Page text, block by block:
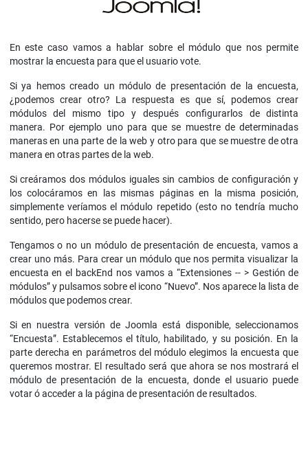
En este caso vamos a hablar sobre el módulo que nos permite
mostrar la encuesta para que el usuario vote.
Si ya hemos creado un módulo de presentación de la encuesta,
¿podemos crear otro? La respuesta es que sí, podemos crear
módulos del mismo tipo y después configurarlos de distinta
manera. Por ejemplo uno para que se muestre de determinadas
maneras en una parte de la web y otro para que se muestre de otra
manera en otras partes de la web.
Si creáramos dos módulos iguales sin cambios de configuración y
los colocáramos en las mismas páginas en la misma posición,
simplemente veríamos el módulo repetido (esto no tendría mucho
sentido, pero hacerse se puede hacer).
Tengamos o no un módulo de presentación de encuesta, vamos a
crear uno más. Para crear un módulo que nos permita visualizar la
encuesta en el backEnd nos vamos a “Extensiones -- > Gestión de
módulos” y pulsamos sobre el icono “Nuevo”. Nos aparece la lista de
módulos que podemos crear.
Si en nuestra versión de Joomla está disponible, seleccionamos
“Encuesta”. Establecemos el título, habilitado, y su posición. En la
parte derecha en parámetros del módulo elegimos la encuesta que
queremos mostrar. El resultado será que ahora se nos mostrará el
módulo de presentación de la encuesta, donde el usuario puede
votar ó acceder a la página de presentación de resultados.